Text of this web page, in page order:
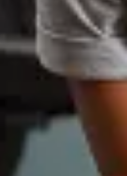
Kundenbetreuung